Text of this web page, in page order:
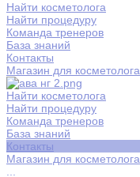
Найти косметолога
Найти процедуру
Команда тренеров
База знаний
Контакты
Магазин для косметолога
Найти косметолога
Найти процедуру
Команда тренеров
База знаний
Контакты
Магазин для косметолога